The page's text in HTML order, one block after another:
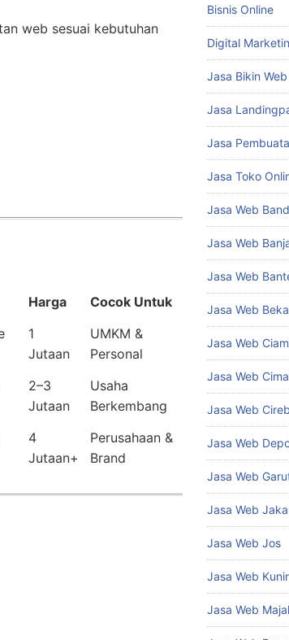
web sesuai kebutuhan
Harga Cocok Untuk
1
Jutaan
UMKM &
Personal
2–3
Jutaan
Usaha
Berkembang
4
Jutaan+
Perusahaan &
Brand
Bisnis Online
Digital
Jasa Bikin
Jasa
Jasa
Jasa Toko
Jasa Web
Jasa Web
Jasa Web
Jasa Web
Jasa Web
Jasa Web
Jasa Web
Jasa Web
Jasa Web
Jasa Web
Jasa Web Jos
Jasa Web
Jasa Web